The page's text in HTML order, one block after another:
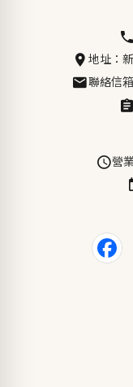
地址：
聯絡信
營